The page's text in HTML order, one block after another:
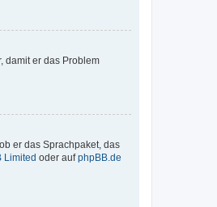
damit er das Problem
er das Sprachpaket, das
Limited oder aufphpBB.de